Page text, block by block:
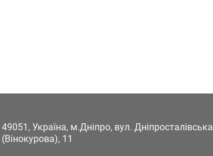
49051, Україна, м.Дніпро, вул. Дніпросталівська
(Вінокурова), 11